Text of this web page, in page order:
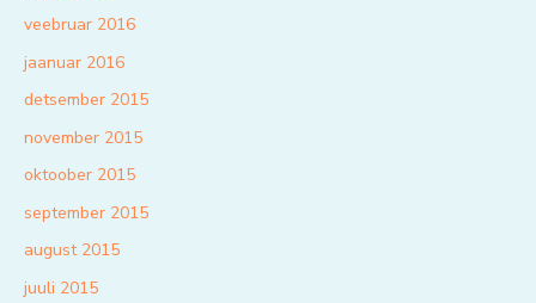
veebruar 2016
jaanuar 2016
detsember 2015
november 2015
oktoober 2015
september 2015
august 2015
juuli 2015